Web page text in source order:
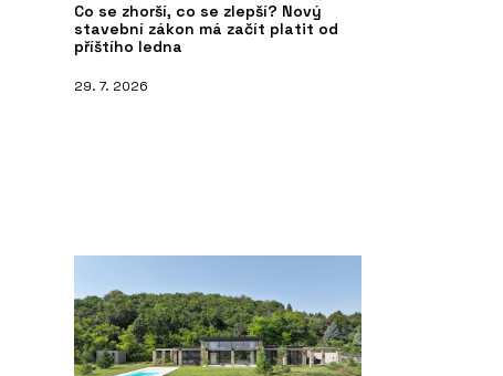
Co se zhorší, co se zlepší? Nový
stavební zákon má začít platit od
příštího ledna
29. 7. 2026